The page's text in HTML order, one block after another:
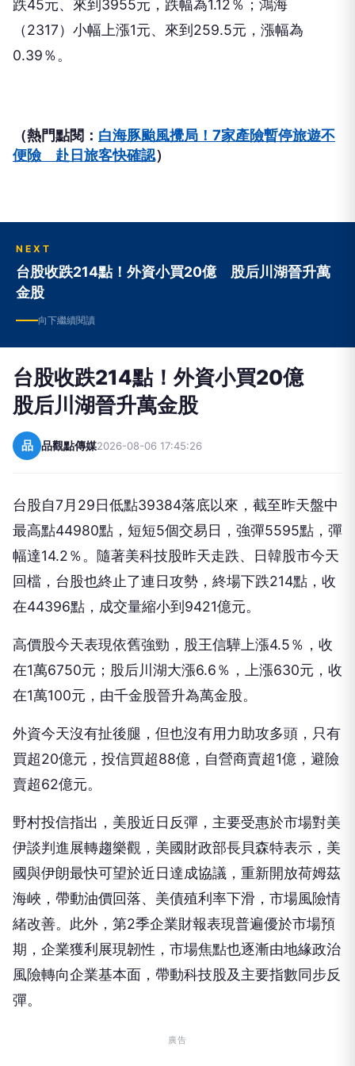
跌45元、來到3955元，跌幅為1.12％；鴻海
（2317）小幅上漲1元、來到259.5元，漲幅為
0.39％。
（熱門點閱： 白海豚颱風攪局！7家產險暫停旅遊不
便險 赴日旅客快確認）
NEXT
台股收跌214點！外資小買20億 股后川湖晉升萬
金股
向下繼續閱讀
台股收跌214點！外資小買20億
股后川湖晉升萬金股
品 品觀點傳媒2026-08-06 17:45:26
台股自7月29日低點39384落底以來，截至昨天盤中
最高點44980點，短短5個交易日，強彈5595點，彈
幅達14.2％。隨著美科技股昨天走跌、日韓股市今天
回檔，台股也終止了連日攻勢，終場下跌214點，收
在44396點，成交量縮小到9421億元。
高價股今天表現依舊強勁，股王信驊上漲4.5％，收
在1萬6750元；股后川湖大漲6.6％，上漲630元，收
在1萬100元，由千金股晉升為萬金股。
外資今天沒有扯後腿，但也沒有用力助攻多頭，只有
買超20億元，投信買超88億，自營商賣超1億，避險
賣超62億元。
野村投信指出，美股近日反彈，主要受惠於市場對美
伊談判進展轉趨樂觀，美國財政部長貝森特表示，美
國與伊朗最快可望於近日達成協議，重新開放荷姆茲
海峽，帶動油價回落、美債殖利率下滑，市場風險情
緒改善。此外，第2季企業財報表現普遍優於市場預
期，企業獲利展現韌性，市場焦點也逐漸由地緣政治
風險轉向企業基本面，帶動科技股及主要指數同步反
彈。